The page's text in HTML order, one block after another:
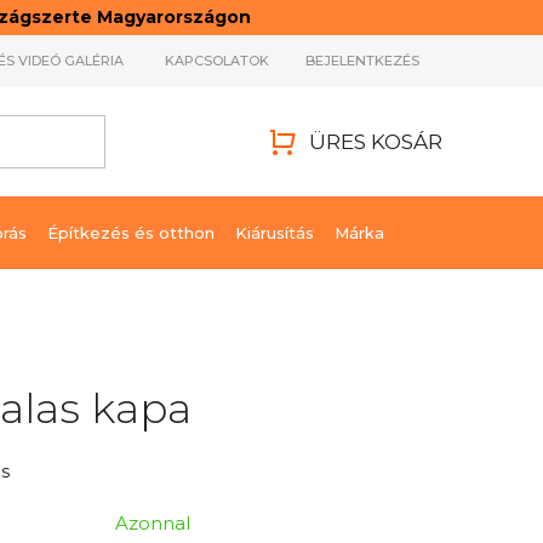
Magyarországon
VIDEÓ GALÉRIA KAPCSOLATOK BEJELENTKEZÉS
ÜRES KOSÁR
Építkezés és otthon Kiárusítás Márka
kapa
Azonnal